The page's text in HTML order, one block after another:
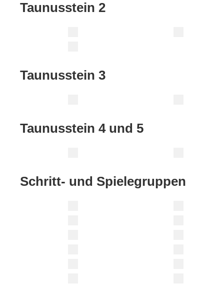
Taunusstein 2
Taunusstein 3
Taunusstein 4 und 5
Schritt- und Spielegruppen